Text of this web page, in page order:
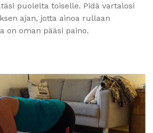
puolelta toiselle. Pidä vartalosi
ajan, jotta ainoa rullaan
on oman pääsi paino.